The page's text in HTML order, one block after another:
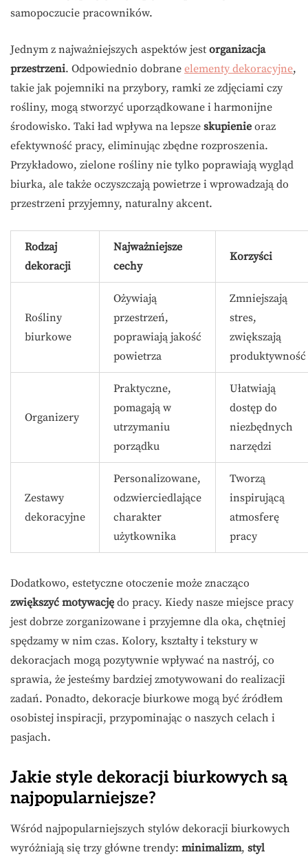
samopoczucie pracowników.
Jednym z najważniejszych aspektów jest organizacja
przestrzeni. Odpowiednio dobrane elementy dekoracyjne,
takie jak pojemniki na przybory, ramki ze zdjęciami czy
rośliny, mogą stworzyć uporządkowane i harmonijne
środowisko. Taki ład wpływa na lepsze skupienie oraz
efektywność pracy, eliminując zbędne rozproszenia.
Przykładowo, zielone rośliny nie tylko poprawiają wygląd
biurka, ale także oczyszczają powietrze i wprowadzają do
przestrzeni przyjemny, naturalny akcent.
Rodzaj
dekoracji
Najważniejsze
cechy
Korzyści
Rośliny
biurkowe
Ożywiają
przestrzeń,
poprawiają jakość
powietrza
Zmniejszają
stres,
zwiększają
produktywność
Organizery
Praktyczne,
pomagają w
utrzymaniu
porządku
Ułatwiają
dostęp do
niezbędnych
narzędzi
Zestawy
dekoracyjne
Personalizowane,
odzwierciedlające
charakter
użytkownika
Tworzą
inspirującą
atmosferę
pracy
Dodatkowo, estetyczne otoczenie może znacząco
zwiększyć motywację do pracy. Kiedy nasze miejsce pracy
jest dobrze zorganizowane i przyjemne dla oka, chętniej
spędzamy w nim czas. Kolory, kształty i tekstury w
dekoracjach mogą pozytywnie wpływać na nastrój, co
sprawia, że jesteśmy bardziej zmotywowani do realizacji
zadań. Ponadto, dekoracje biurkowe mogą być źródłem
osobistej inspiracji, przypominając o naszych celach i
pasjach.
Jakie style dekoracji biurkowych są
najpopularniejsze?
Wśród najpopularniejszych stylów dekoracji biurkowych
wyróżniają się trzy główne trendy: minimalizm, styl